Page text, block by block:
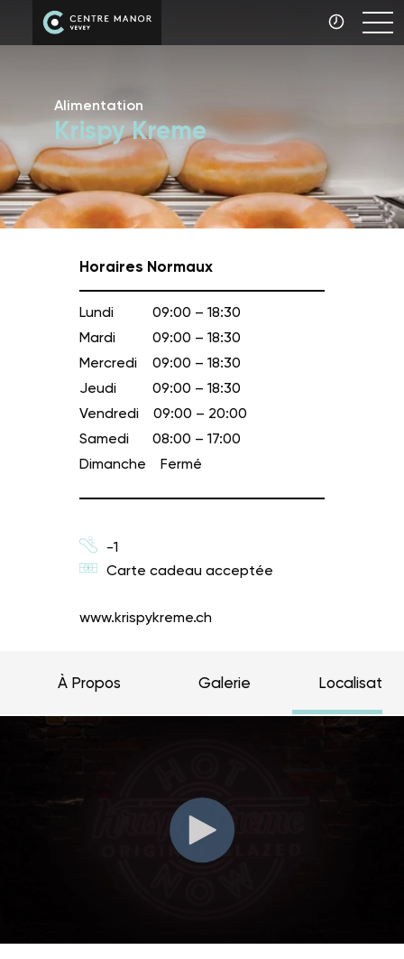
Alimentation
Krispy Kreme
Horaires Normaux
Lundi
09:00 – 18:30
Mardi
09:00 – 18:30
Mercredi
09:00 – 18:30
Jeudi
09:00 – 18:30
Vendredi
09:00 – 20:00
Samedi
08:00 – 17:00
Dimanche
Fermé
-1
Carte cadeau acceptée
www.krispykreme.ch
À Propos Galerie Localisation